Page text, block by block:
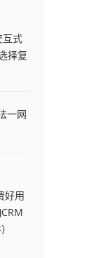
互式
择复
一网
好用
CRM